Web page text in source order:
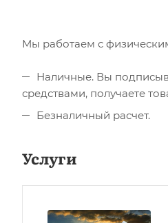
Мы работаем с
Наличные. Вы
средствами, получаете
Безналичный расчет.
Услуги